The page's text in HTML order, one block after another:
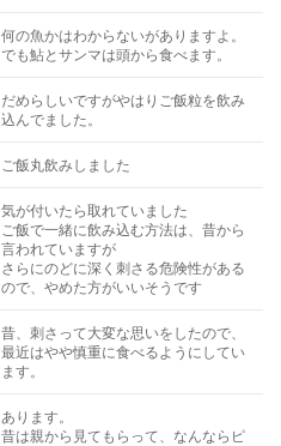
何の魚かはわからないがありますよ。
でも鮎とサンマは頭から食べます。
だめらしいですがやはりご飯粒を飲み
込んでました。
ご飯丸飲みしました
気が付いたら取れていました
ご飯で一緒に飲み込む方法は、昔から
言われていますが
さらにのどに深く刺さる危険性がある
ので、やめた方がいいそうです
昔、刺さって大変な思いをしたので、
最近はやや慎重に食べるようにしてい
ます。
あります。
昔は親から見てもらって、なんならピ